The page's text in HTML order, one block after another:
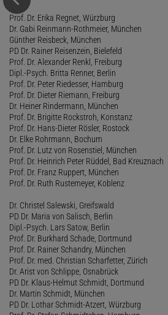
Prof. Dr. Erika Regnet, Würzburg
Dr. Gabi Reinmann-Rothmeier, München
Günther Reisbeck, München
PD Dr. Rainer Reisenzein, Bielefeld
Prof. Dr. Alexander Renkl, Freiburg
Dipl.-Psych. Britta Renner, Berlin
Prof. Dr. Peter Riedesser, Hamburg
Prof. Dr. Dieter Riemann, Freiburg
Dr. Heiner Rindermann, München
Prof. Dr. Brigitte Rockstroh, Konstanz
Prof. Dr. Hans-Dieter Rösler, Rostock
Dr. Elke Rohrmann, Bochum
Prof. Dr. Lutz von Rosenstiel, München
Prof. Dr. Heinrich Peter Rüddel, Bad Kreuznach
Prof. Dr. Franz Ruppert, München
Prof. Dr. Ruth Rustemeyer, Koblenz
Dr. Christel Salewski, Greifswald
PD Dr. Maria von Salisch, Berlin
Dipl.-Psych. Lars Satow, Berlin
Prof. Dr. Burkhard Schade, Dortmund
Prof. Dr. Rainer Schandry, München
Prof. Dr. med. Christian Scharfetter, Zürich
Dr. Arist von Schlippe, Osnabrück
PD Dr. Klaus-Helmut Schmidt, Dortmund
Dr. Martin Schmidt, München
PD Dr. Lothar Schmidt-Atzert, Würzburg